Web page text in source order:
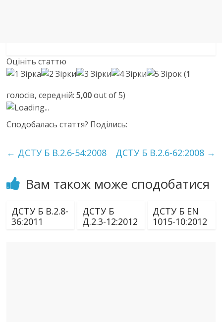
Оцініть статтю
(1
голосів, середній:5,00out of 5)
Loading...
Сподобалась стаття? Поділись:
← ДСТУ Б В.2.6-54:2008 ДСТУ Б В.2.6-62:2008 →
Вам також може сподобатися
ДСТУ Б В.2.8-
36:2011
ДСТУ Б
Д.2.3-12:2012
ДСТУ Б ЕN
1015-10:2012